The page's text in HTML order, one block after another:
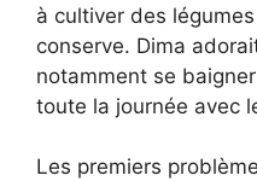
à cultiver des
conserve. Dima
notamment se
toute la journée avec
Les premiers